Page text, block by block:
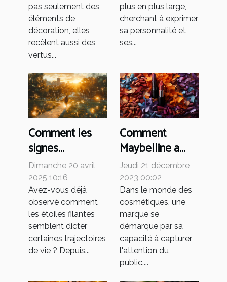
pas seulement des
éléments de
décoration, elles
recèlent aussi des
vertus...
plus en plus large,
cherchant à exprimer
sa personnalité et
ses...
Comment les
signes
astrologiques
influencent nos
choix de vie
amoureuse et
professionnelle
Dimanche 20 avril
2025 10:16
Avez-vous déjà
observé comment
les étoiles filantes
semblent dicter
certaines trajectoires
de vie ? Depuis...
Comment
Maybelline a
conquis le
marché
cosmétique
mondial
Jeudi 21 décembre
2023 00:02
Dans le monde des
cosmétiques, une
marque se
démarque par sa
capacité à capturer
l'attention du
public....